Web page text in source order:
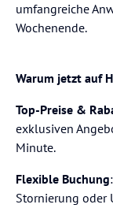
umfangreiche
Wochenende.
Warum jetzt auf
Top-Preise &
exklusiven
Minute.
Flexible Buchung
Stornierung oder